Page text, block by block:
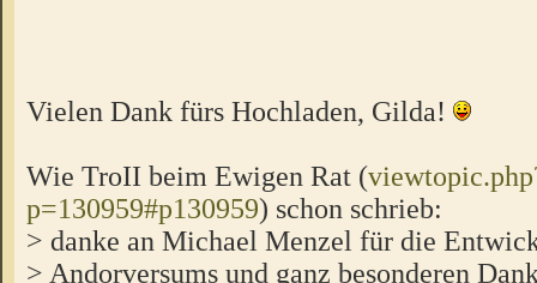
Vielen Dank fürs Hochladen, Gilda!
Wie TroII beim Ewigen Rat (
p=130959#p130959) schon schrieb:
> danke an Michael Menzel für die
> Andorversums und ganz besonderen